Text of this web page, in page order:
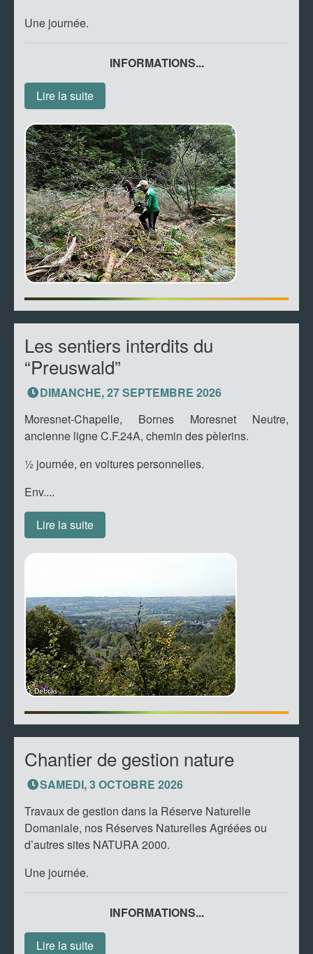
Une journée.
INFORMATIONS...
Lire la suite
Les sentiers interdits du
“Preuswald”
DIMANCHE, 27 SEPTEMBRE 2026
Moresnet-Chapelle, Bornes Moresnet Neutre,
ancienne ligne C.F.24A, chemin des pèlerins.
½ journée, en voitures personnelles.
Env....
Lire la suite
Chantier de gestion nature
SAMEDI, 3 OCTOBRE 2026
Travaux de gestion dans la Réserve Naturelle
Domaniale, nos Réserves Naturelles Agréées ou
d’autres sites NATURA 2000.
Une journée.
INFORMATIONS...
Lire la suite